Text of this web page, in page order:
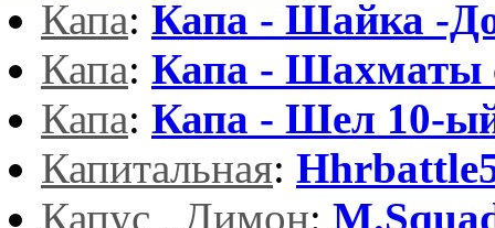
Капа: Капа - Шайка -
Капа: Капа - Шахматы
Капа: Капа - Шел 10-
Капитальная:
Капус , Димон: